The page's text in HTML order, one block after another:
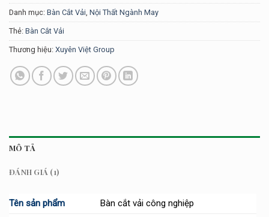
Danh mục: Bàn Cắt Vải Nội Thất Ngành May
Thẻ: Bàn Cắt Vải
Thương hiệu: Xuyên Việt Group
MÔ TẢ
ĐÁNH GIÁ (1)
Tên sản phẩm
Bàn cắt vải công nghiệp